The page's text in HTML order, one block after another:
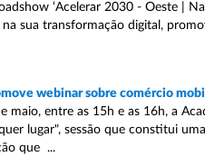
‘Acelerar 2030 - Oeste |
na sua transformação digital,
webinar sobre comércio
maio, entre as 15h e as 16h, a
lugar", sessão que constitui
que ...